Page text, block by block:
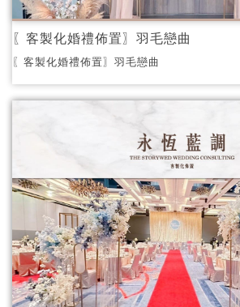
〖客製化婚禮佈置〗羽毛戀曲
〖客製化婚禮佈置〗羽毛戀曲